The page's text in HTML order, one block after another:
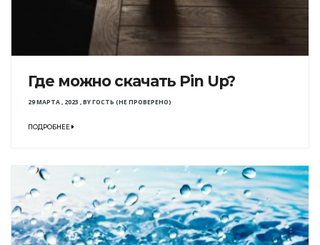
Где можно скачать Pin Up?
29 МАРТА , 2023 ,BYГОСТЬ (НЕ ПРОВЕРЕНО)
ПОДРОБНЕЕ